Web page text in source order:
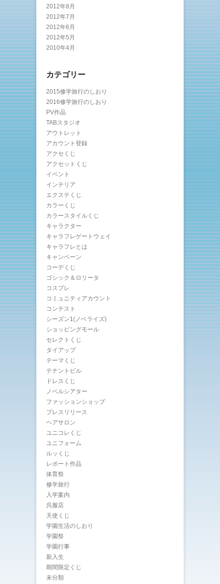
2012年8月
2012年7月
2012年6月
2012年5月
2010年4月
カテゴリー
2015修学旅行のしおり
2016修学旅行のしおり
PV作品
TABスタジオ
アウトレット
アカウント登録
アクセくじ
アクセットくじ
イベント
インテリア
エクステくじ
カラーくじ
カラースタイルくじ
キャラクター
キャラフレゲートウェイ
キャラフレとは
キャンペーン
コーデくじ
ゴシック＆ロリータ
コスプレ
コミュニティアカウント
コンテスト
シーズン1(ノベライズ)
ショッピングモール
セレクトくじ
タイアップ
テーマくじ
テナントビル
ドレスくじ
ノベルシアター
ファッションショップ
プレスリリース
ヘアサロン
ユニコレくじ
ユニフォーム
ルッくじ
レポート作品
体育祭
修学旅行
入学案内
呉服店
天使くじ
学園生活のしおり
学園祭
学園行事
新入生
期間限定くじ
未分類